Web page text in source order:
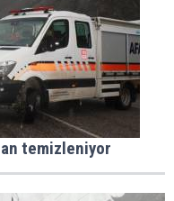
temizleniyor